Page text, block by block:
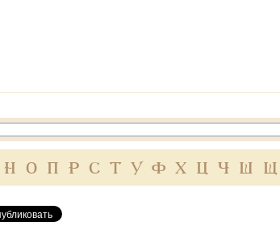
Н О П Р С Т У Ф Х Ц Ч Ш Щ